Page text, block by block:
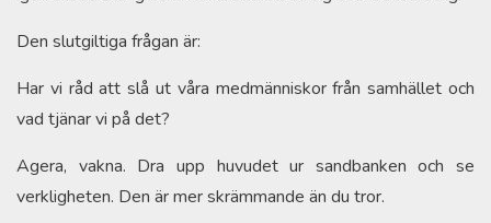
Den slutgiltiga frågan är:
Har vi råd att slå ut våra medmänniskor från samhället och
vad tjänar vi på det?
Agera, vakna. Dra upp huvudet ur sandbanken och se
verkligheten. Den är mer skrämmande än du tror.